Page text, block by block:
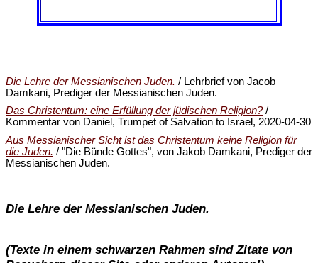
Die Lehre der Messianischen Juden. / Lehrbrief von Jacob
Damkani, Prediger der Messianischen Juden.
Das Christentum: eine Erfüllung der jüdischen Religion?/
Kommentar von Daniel, Trumpet of Salvation to Israel, 2020-04-30
Aus Messianischer Sicht ist das Christentum keine Religion für
die Juden. / "Die Bünde Gottes", von Jakob Damkani, Prediger der
Messianischen Juden.
Die Lehre der Messianischen Juden.
(Texte in einem schwarzen Rahmen sind Zitate von